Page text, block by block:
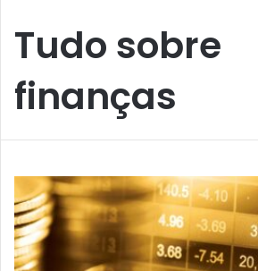
Tudo sobre
finanças